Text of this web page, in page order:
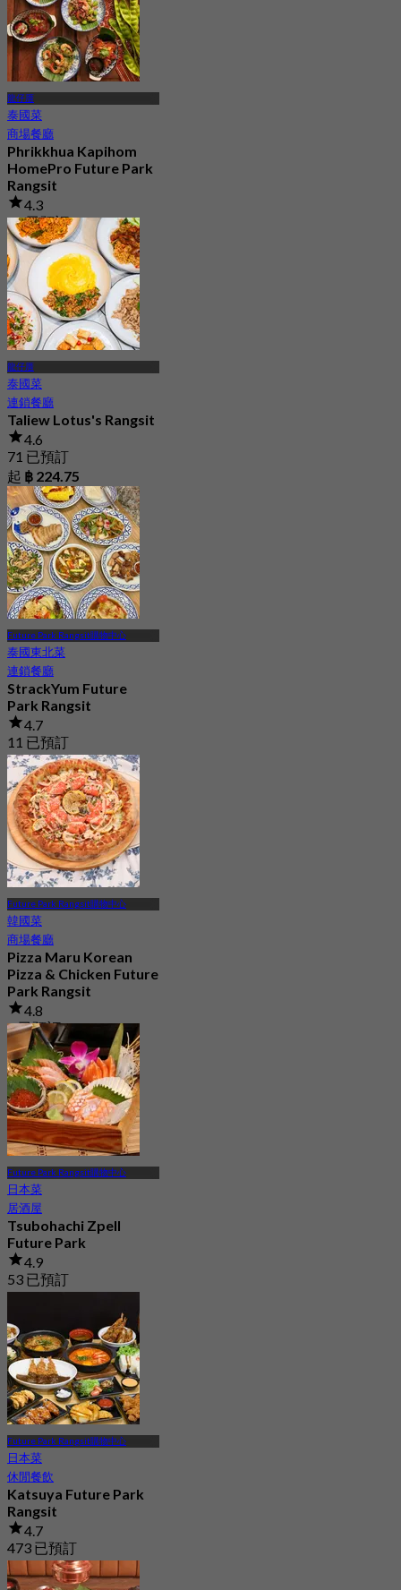
龍仔厝
泰國菜
商場餐廳
Phrikkhua Kapihom
HomePro Future Park
Rangsit
4.3
38 已預訂
起฿ 350
龍仔厝
泰國菜
連鎖餐廳
Taliew Lotus's Rangsit
4.6
71 已預訂
起 ฿ 224.75
Future Park Rangsit購物中心
泰國東北菜
連鎖餐廳
StrackYum Future
Park Rangsit
4.7
11 已預訂
起฿ 416.66
Future Park Rangsit購物中心
韓國菜
商場餐廳
Pizza Maru Korean
Pizza & Chicken Future
Park Rangsit
4.8
4 已預訂
起฿ 447.5
Future Park Rangsit購物中心
日本菜
居酒屋
Tsubohachi Zpell
Future Park
4.9
53 已預訂
Future Park Rangsit購物中心
日本菜
休閒餐飲
Katsuya Future Park
Rangsit
4.7
473 已預訂
起
฿ 237.5